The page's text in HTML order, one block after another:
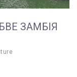
ЗАМБІЯ